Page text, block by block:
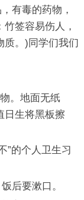
有毒的药物，
签容易伤人，
质。)同学们我们
。地面无纸
日生将黑板擦
”的个人卫生习
后要漱口。